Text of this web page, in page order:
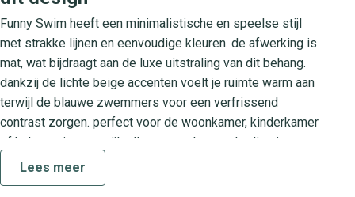
Funny Swim heeft een minimalistische en speelse stijl
met strakke lijnen en eenvoudige kleuren. de afwerking is
mat, wat bijdraagt aan de luxe uitstraling van dit behang.
dankzij de lichte beige accenten voelt je ruimte warm aan
terwijl de blauwe zwemmers voor een verfrissend
contrast zorgen. perfect voor de woonkamer, kinderkamer
of hal waar je een stijlvolle eyecatcher zoekt die niet
overheerst.
Lees meer